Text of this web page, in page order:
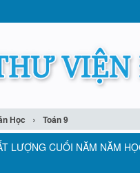
Học › Toán 9
LƯỢNG CUỐI NĂM NĂM